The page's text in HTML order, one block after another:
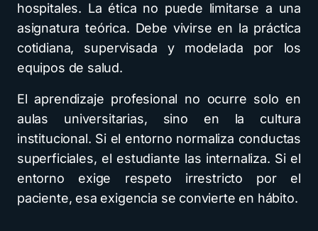
hospitales. La ética no puede limitarse a una
asignatura teórica. Debe vivirse en la práctica
cotidiana, supervisada y modelada por los
equipos de salud.
El aprendizaje profesional no ocurre solo en
aulas universitarias, sino en la cultura
institucional. Si el entorno normaliza conductas
superficiales, el estudiante las internaliza. Si el
entorno exige respeto irrestricto por el
paciente, esa exigencia se convierte en hábito.